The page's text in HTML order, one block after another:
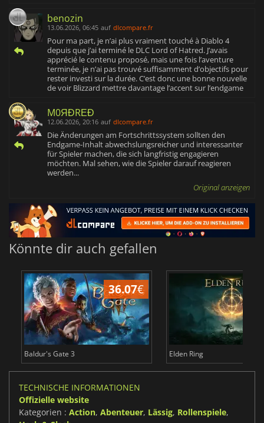
benozin
13.06.2026, 06:45 auf dlcompare.fr
Pour ma part, je n’ai plus vraiment touché à Diablo 4
depuis que j’ai terminé le DLC Lord of Hatred. J’avais
apprécié le contenu proposé, mais une fois l’aventure
terminée, je n’ai pas trouvé suffisamment d’objectifs pour
rester investi sur la durée. C’est donc une bonne nouvelle
de voir Blizzard mettre davantage l’accent sur l’endgame
M0ЯĐRΕĐ
12.06.2026, 20:16 auf dlcompare.fr
Die Änderungen am Fortschrittssystem sollten den
Endgame-Inhalt abwechslungsreicher und interessanter
für Spieler machen, die sich langfristig engagieren
möchten. Mal sehen, wie die Spieler darauf reagieren
werden...
Original anzeigen
Könnte dir auch gefallen
36.07€
Baldur's Gate 3 Elden Ring
TECHNISCHE INFORMATIONEN
Offizielle website
Kategorien : Action, Abenteuer, Lässig, Rollenspiele,